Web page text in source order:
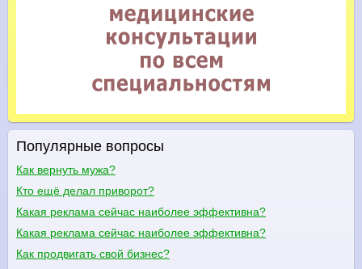
Популярные вопросы
Как вернуть мужа?
Кто ещё делал приворот?
Какая реклама сейчас наиболее эффективна?
Какая реклама сейчас наиболее эффективна?
Как продвигать свой бизнес?